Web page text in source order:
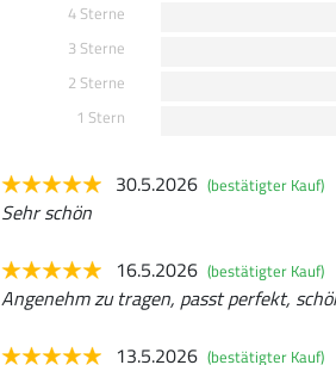
4 Sterne
3 Sterne
2 Sterne
1 Stern
30.5.2026 (bestätigter Kauf)
Sehr schön
16.5.2026 (bestätigter Kauf)
Angenehm zu tragen, passt perfekt,
13.5.2026 (bestätigter Kauf)